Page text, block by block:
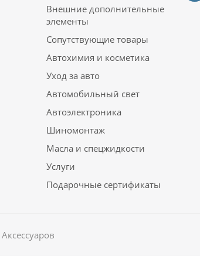
Внешние дополнительные
элементы
Сопутствующие товары
Автохимия и косметика
Уход за авто
Автомобильный свет
Автоэлектроника
Шиномонтаж
Масла и спецжидкости
Услуги
Подарочные сертификаты